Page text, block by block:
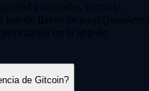
avanzadas, como la
de llaves de paso (passkeys )
en la app de
de Gitcoin?